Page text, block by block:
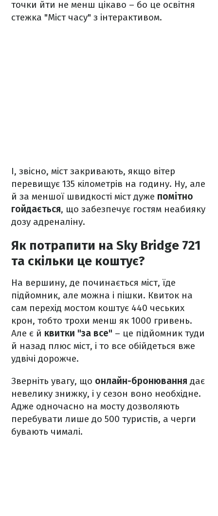
точки йти не менш цікаво – бо це освітня
стежка "Міст часу" з інтерактивом.
І, звісно, міст закривають, якщо вітер
перевищує 135 кілометрів на годину. Ну, але
й за меншої швидкості міст дуже помітно
гойдається, що забезпечує гостям неабияку
дозу адреналіну.
Як потрапити на Sky Bridge 721
та скільки це коштує?
На вершину, де починається міст, їде
підйомник, але можна і пішки. Квиток на
сам перехід мостом коштує 440 чеських
крон, тобто трохи менш як 1000 гривень.
Але є й квитки "за все" – це підйомник туди
й назад плюс міст, і то все обійдеться вже
удвічі дорожче.
Зверніть увагу, що онлайн-бронювання дає
невелику знижку, і у сезон воно необхідне.
Адже одночасно на мосту дозволяють
перебувати лише до 500 туристів, а черги
бувають чималі.